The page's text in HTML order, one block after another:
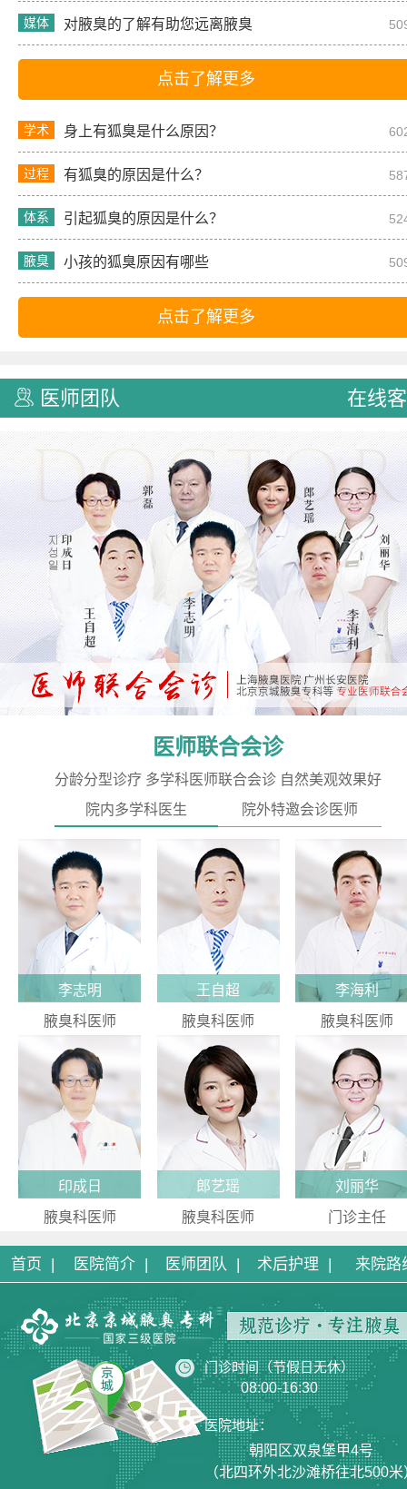
媒体 对腋臭的了解有助您远离腋臭
点击了解更多
学术 身上有狐臭是什么原因？
过程 有狐臭的原因是什么？
体系 引起狐臭的原因是什么？
腋臭 小孩的狐臭原因有哪些
点击了解更多
医师团队 在线
医师联合会诊
分龄分型诊疗 多学科医师联合会诊 自然美观效果好
院内多学科医生
院外特邀会诊医师
李志明
腋臭科医师
王自超
腋臭科医师
李海利
腋臭科医师
印成日
腋臭科医师
郎艺瑶
腋臭科医师
刘丽华
门诊主任
首页 | 医院简介 | 医师团队 | 术后护理 | 来院路
门诊时间（节假日无休）
08:00-16:30
医院地址：
朝阳区双泉堡甲4号
（北四环外北沙滩桥往北500米